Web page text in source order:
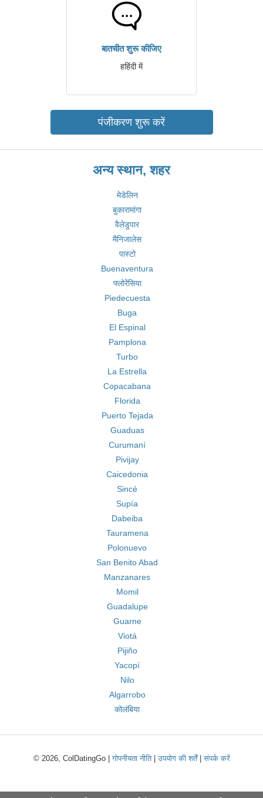
बातचीत शुरू कीजिए
हहिंदी में
पंजीकरण शुरू करें
अन्य स्थान, शहर
मेडेलिन
बुकारामांगा
वैलेडुपार
मैनिजालेस
पास्टो
Buenaventura
फ्लोरेंसिया
Piedecuesta
Buga
El Espinal
Pamplona
Turbo
La Estrella
Copacabana
Florida
Puerto Tejada
Guaduas
Curumaní
Pivijay
Caicedonia
Sincé
Supía
Dabeiba
Tauramena
Polonuevo
San Benito Abad
Manzanares
Momil
Guadalupe
Guarne
Viotá
Pijiño
Yacopí
Nilo
Algarrobo
कोलंबिया
© 2026, ColDatingGo |गोपनीयता नीति|उपयोग की शर्तें|संपर्क करें